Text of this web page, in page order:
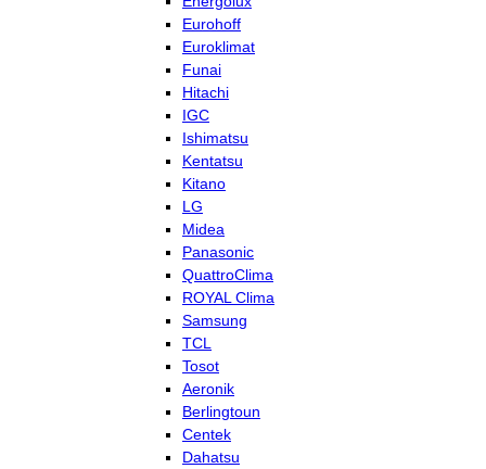
Eurohoff
Euroklimat
Funai
Hitachi
IGC
Ishimatsu
Kentatsu
Kitano
LG
Midea
Panasonic
QuattroClima
ROYAL Clima
Samsung
TCL
Tosot
Aeronik
Berlingtoun
Centek
Dahatsu